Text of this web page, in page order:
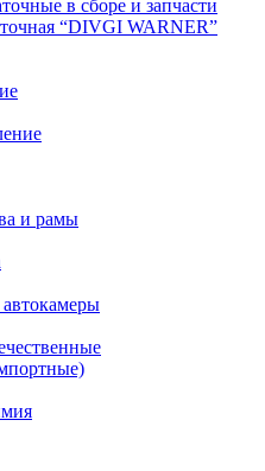
в сборе и запчасти
“DIVGI WARNER”
и рамы